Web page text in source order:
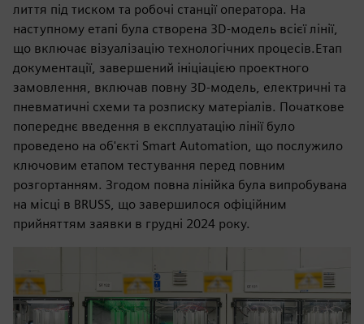
лиття під тиском та робочі станції оператора. На
наступному етапі була створена 3D-модель всієї лінії,
що включає візуалізацію технологічних процесів.Етап
документації, завершений ініціацією проектного
замовлення, включав повну 3D-модель, електричні та
пневматичні схеми та розписку матеріалів. Початкове
попереднє введення в експлуатацію лінії було
проведено на об'єкті Smart Automation, що послужило
ключовим етапом тестування перед повним
розгортанням. Згодом повна лінійка була випробувана
на місці в BRUSS, що завершилося офіційним
прийняттям заявки в грудні 2024 року.